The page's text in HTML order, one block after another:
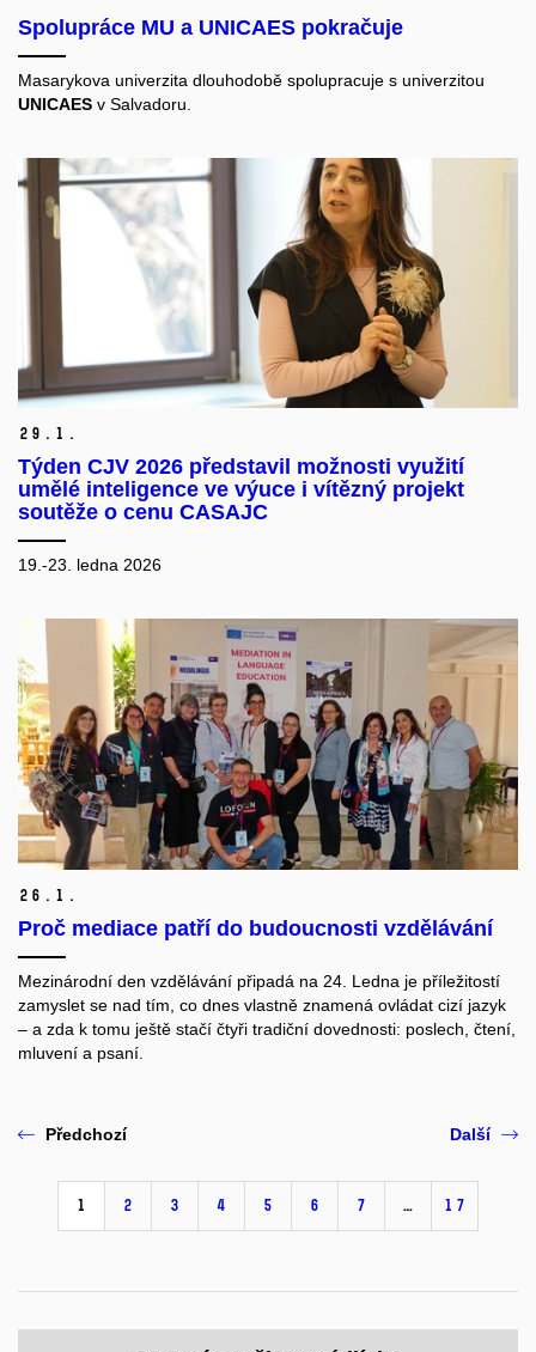
Spolupráce MU a UNICAES pokračuje
Masarykova univerzita dlouhodobě spolupracuje s univerzitou
UNICAES v Salvadoru.
29. 1.
Týden CJV 2026 představil možnosti využití
umělé inteligence ve výuce i vítězný projekt
soutěže o cenu CASAJC
19.-23. ledna 2026
26. 1.
Proč mediace patří do budoucnosti vzdělávání
Mezinárodní den vzdělávání připadá na 24. Ledna je příležitostí
zamyslet se nad tím, co dnes vlastně znamená ovládat cizí jazyk
– a zda k tomu ještě stačí čtyři tradiční dovednosti: poslech, čtení,
mluvení a psaní.
Předchozí
1 2 3 4 5 6 7 … 17
Další